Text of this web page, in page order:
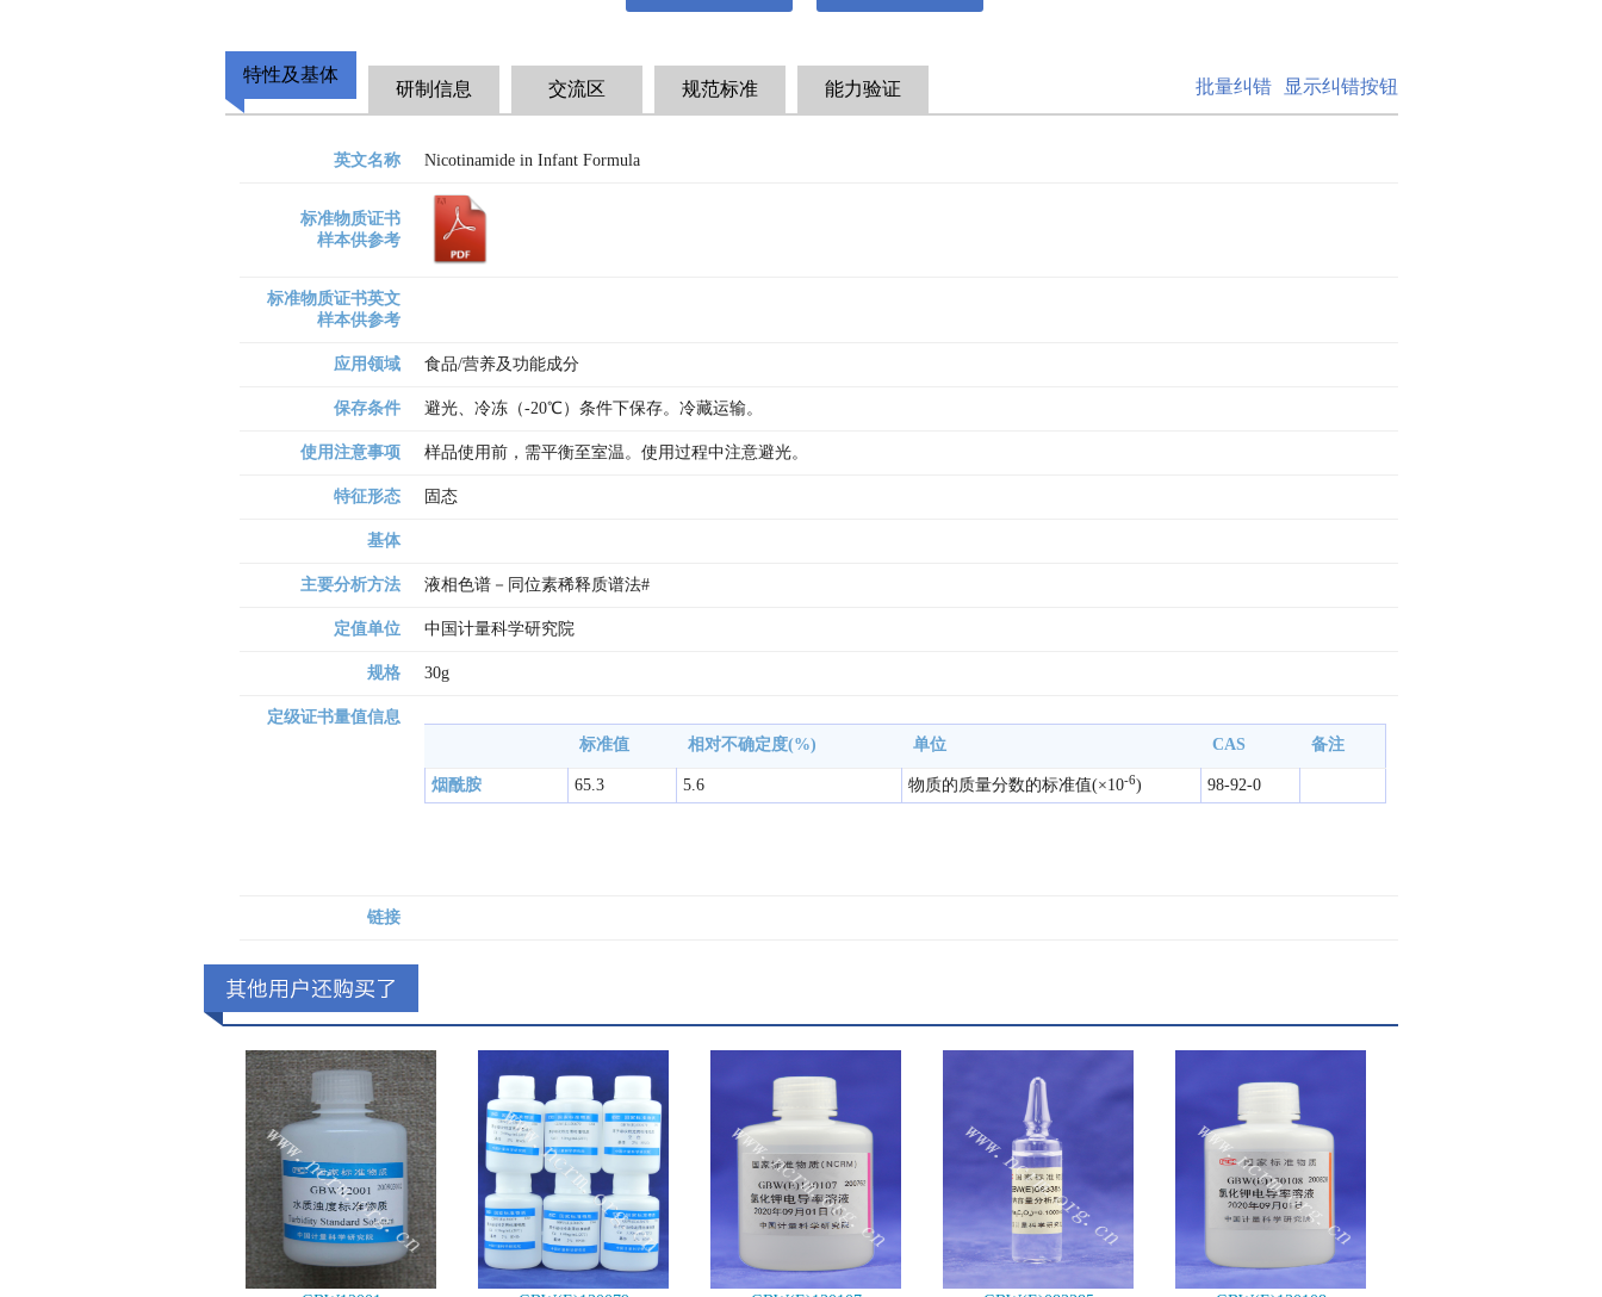
特性及基体
研制信息 交流区 规范标准 能力验证 显示纠错按钮
批量纠错
英文名称 Nicotinamide in Infant Formula
标准物质证书
样本供参考
标准物质证书英文
样本供参考
应用领域 食品/营养及功能成分
保存条件 避光、冷冻（-20℃）条件下保存。冷藏运输。
使用注意事项 样品使用前，需平衡至室温。使用过程中注意避光。
特征形态 固态
基体
主要分析方法 液相色谱－同位素稀释质谱法#
定值单位 中国计量科学研究院
规格 30g
定级证书量值信息
标准值
相对不确定度(%) 单位 CAS 备注
烟酰胺 65.3 5.6 物质的质量分数的标准值(×10-6) 98-92-0
链接